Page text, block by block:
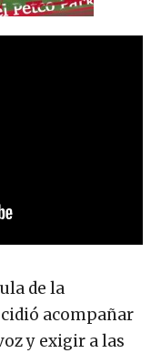
de la
acompañar
y exigir a las